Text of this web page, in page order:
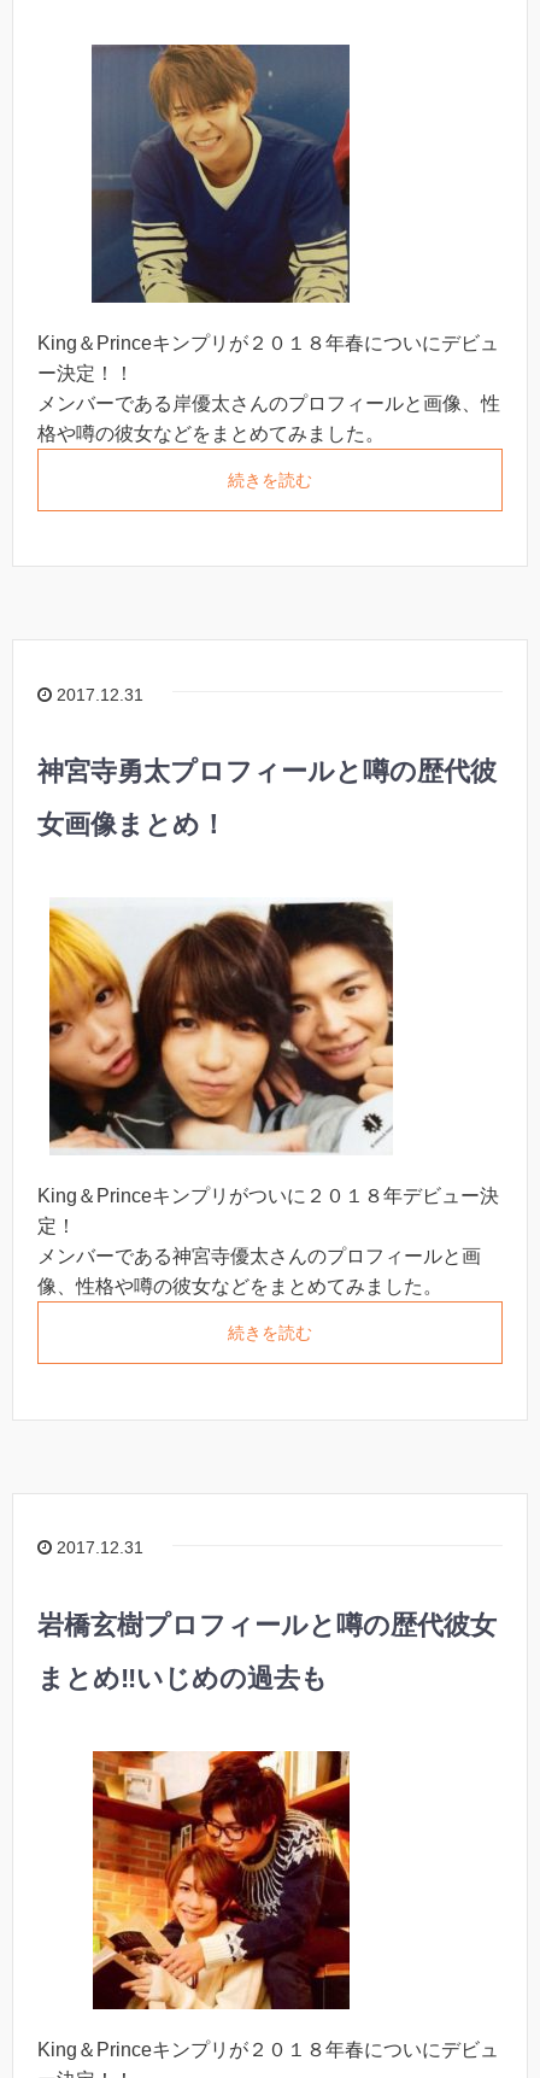
King＆Princeキンプリが２０１８年春についにデビュ
ー決定！！
メンバーである岸優太さんのプロフィールと画像、性
格や噂の彼女などをまとめてみました。
続きを読む
2017.12.31
神宮寺勇太プロフィールと噂の歴代彼
女画像まとめ！
King＆Princeキンプリがついに２０１８年デビュー決
定！
メンバーである神宮寺優太さんのプロフィールと画
像、性格や噂の彼女などをまとめてみました。
続きを読む
2017.12.31
岩橋玄樹プロフィールと噂の歴代彼女
まとめ‼︎いじめの過去も
King＆Princeキンプリが２０１８年春についにデビュ